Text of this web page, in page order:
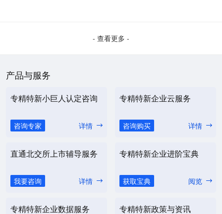
- 查看更多 -
产品与服务
专精特新小巨人认定咨询
咨询专家 详情
专精特新企业云服务
咨询购买 详情
直通北交所上市辅导服务
我要咨询 详情
专精特新企业进阶宝典
获取宝典 阅览
专精特新企业数据服务 专精特新政策与资讯